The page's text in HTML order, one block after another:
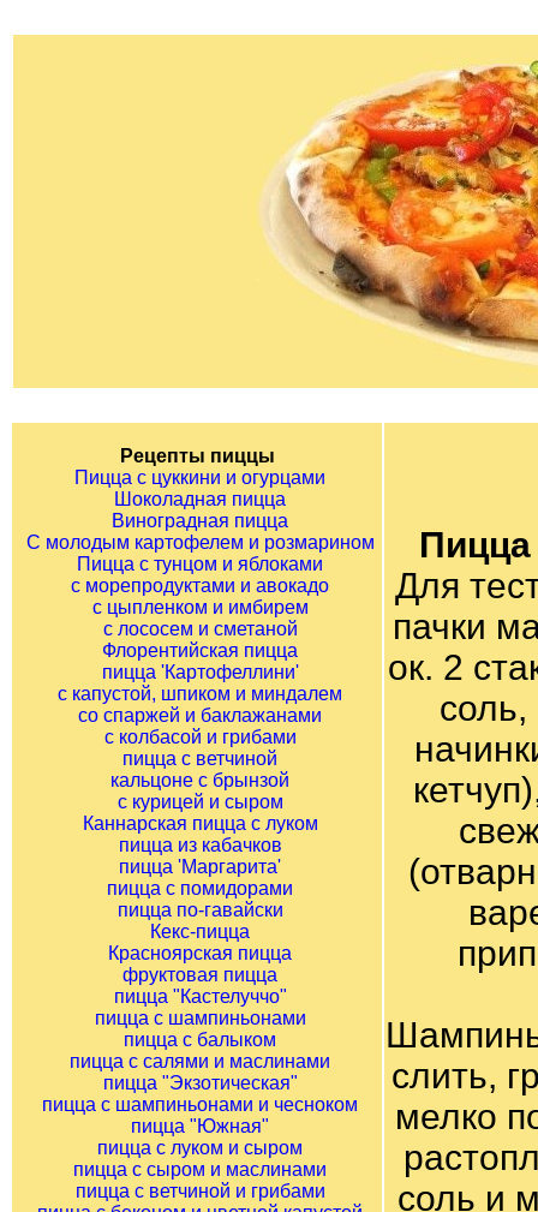
Рецепты пиццы
Пицца с цуккини и огурцами
Шоколадная пицца
Виноградная пицца
С молодым картофелем и розмарином
Пицца с тунцом и яблоками
с морепродуктами и авокадо
с цыпленком и имбирем
с лососем и сметаной
Флорентийская пицца
пицца 'Картофеллини'
с капустой, шпиком и миндалем
со спаржей и баклажанами
с колбасой и грибами
пицца с ветчиной
кальцоне с брынзой
с курицей и сыром
Каннарская пицца с луком
пицца из кабачков
пицца 'Маргарита'
пицца с помидорами
пицца по-гавайски
Кекс-пицца
Красноярская пицца
фруктовая пицца
пицца "Кастелуччо"
пицца с шампиньонами
пицца с балыком
пицца с салями и маслинами
пицца "Экзотическая"
пицца с шампиньонами и чесноком
пицца "Южная"
пицца с луком и сыром
пицца с сыром и маслинами
пицца с ветчиной и грибами
Пицца
Для
пачки
ок. 2
слить,
мелко
соль и